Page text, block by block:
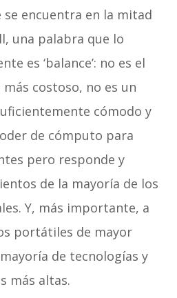
encuentra en la mitad
una palabra que lo
es ‘balance’: no es el
costoso, no es un
cómodo y
de cómputo para
pero responde y
de la mayoría de los
Y, más importante, a
portátiles de mayor
de tecnologías y
más altas.